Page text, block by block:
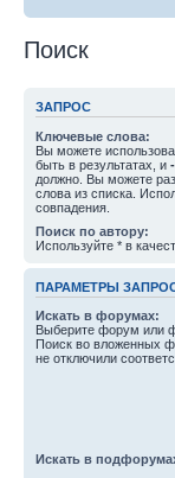
Поиск
ЗАПРОС
Ключевые слова:
Вы можете
быть в результатах, и -
должно. Вы можете
слова из списка.
совпадения.
Поиск по автору:
Используйте * в
ПАРАМЕТРЫ
Искать в форумах:
Выберите форум или
Поиск во вложенных
не отключили
Искать в